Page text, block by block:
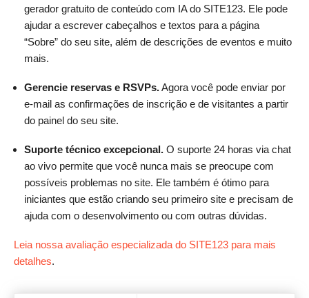
gerador gratuito de conteúdo com IA do SITE123. Ele pode
ajudar a escrever cabeçalhos e textos para a página
“Sobre” do seu site, além de descrições de eventos e muito
mais.
Gerencie reservas e RSVPs.Agora você pode enviar por
e-mail as confirmações de inscrição e de visitantes a partir
do painel do seu site.
Suporte técnico excepcional. O suporte 24 horas via chat
ao vivo permite que você nunca mais se preocupe com
possíveis problemas no site. Ele também é ótimo para
iniciantes que estão criando seu primeiro site e precisam de
ajuda com o desenvolvimento ou com outras dúvidas.
Leia nossa avaliação especializada do SITE123 para mais
detalhes.